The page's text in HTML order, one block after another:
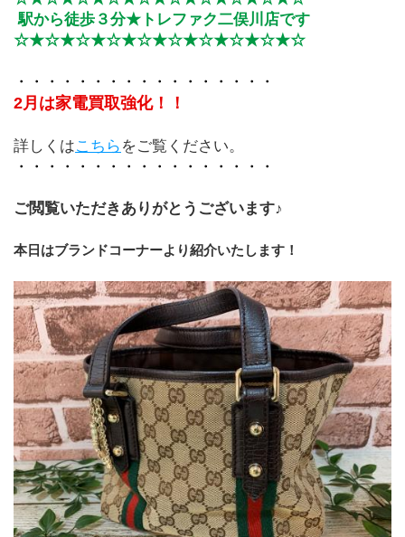
駅から徒歩３分★トレファク二俣川店です
☆★☆★☆★☆★☆★☆★☆★☆★☆★☆
・・・・・・・・・・・・・・・・・
2月は家電買取強化！！
詳しくはこちら をご覧ください。
・・・・・・・・・・・・・・・・・
ご閲覧いただきありがとうございます♪
本日はブランドコーナーより紹介いたします！